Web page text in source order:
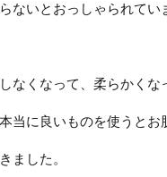
ないとおっしゃられてい
なくなって、柔らかく
本当に良いものを使うと
ました。